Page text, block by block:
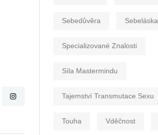
Sebedůvěra Sebeláska
Specializované Znalosti
Síla Mastermindu
Tajemství Transmutace Sexu
Touha Vděčnost